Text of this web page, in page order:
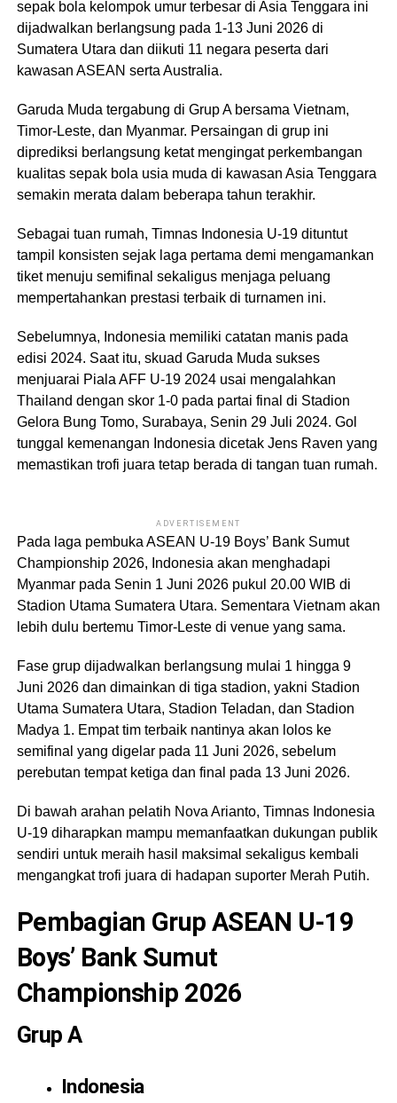
sepak bola kelompok umur terbesar di Asia Tenggara ini
dijadwalkan berlangsung pada 1-13 Juni 2026 di
Sumatera Utara dan diikuti 11 negara peserta dari
kawasan ASEAN serta Australia.
Garuda Muda tergabung di Grup A bersama Vietnam,
Timor-Leste, dan Myanmar. Persaingan di grup ini
diprediksi berlangsung ketat mengingat perkembangan
kualitas sepak bola usia muda di kawasan Asia Tenggara
semakin merata dalam beberapa tahun terakhir.
Sebagai tuan rumah, Timnas Indonesia U-19 dituntut
tampil konsisten sejak laga pertama demi mengamankan
tiket menuju semifinal sekaligus menjaga peluang
mempertahankan prestasi terbaik di turnamen ini.
Sebelumnya, Indonesia memiliki catatan manis pada
edisi 2024. Saat itu, skuad Garuda Muda sukses
menjuarai Piala AFF U-19 2024 usai mengalahkan
Thailand dengan skor 1-0 pada partai final di Stadion
Gelora Bung Tomo, Surabaya, Senin 29 Juli 2024. Gol
tunggal kemenangan Indonesia dicetak Jens Raven yang
memastikan trofi juara tetap berada di tangan tuan rumah.
ADVERTISEMENT
Pada laga pembuka ASEAN U-19 Boys’ Bank Sumut
Championship 2026, Indonesia akan menghadapi
Myanmar pada Senin 1 Juni 2026 pukul 20.00 WIB di
Stadion Utama Sumatera Utara. Sementara Vietnam akan
lebih dulu bertemu Timor-Leste di venue yang sama.
Fase grup dijadwalkan berlangsung mulai 1 hingga 9
Juni 2026 dan dimainkan di tiga stadion, yakni Stadion
Utama Sumatera Utara, Stadion Teladan, dan Stadion
Madya 1. Empat tim terbaik nantinya akan lolos ke
semifinal yang digelar pada 11 Juni 2026, sebelum
perebutan tempat ketiga dan final pada 13 Juni 2026.
Di bawah arahan pelatih Nova Arianto, Timnas Indonesia
U-19 diharapkan mampu memanfaatkan dukungan publik
sendiri untuk meraih hasil maksimal sekaligus kembali
mengangkat trofi juara di hadapan suporter Merah Putih.
Pembagian Grup ASEAN U-19
Boys’ Bank Sumut
Championship 2026
Grup A
Indonesia